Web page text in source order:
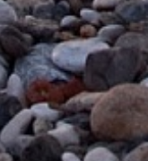
100% Товаров
сертифицировано
О компании